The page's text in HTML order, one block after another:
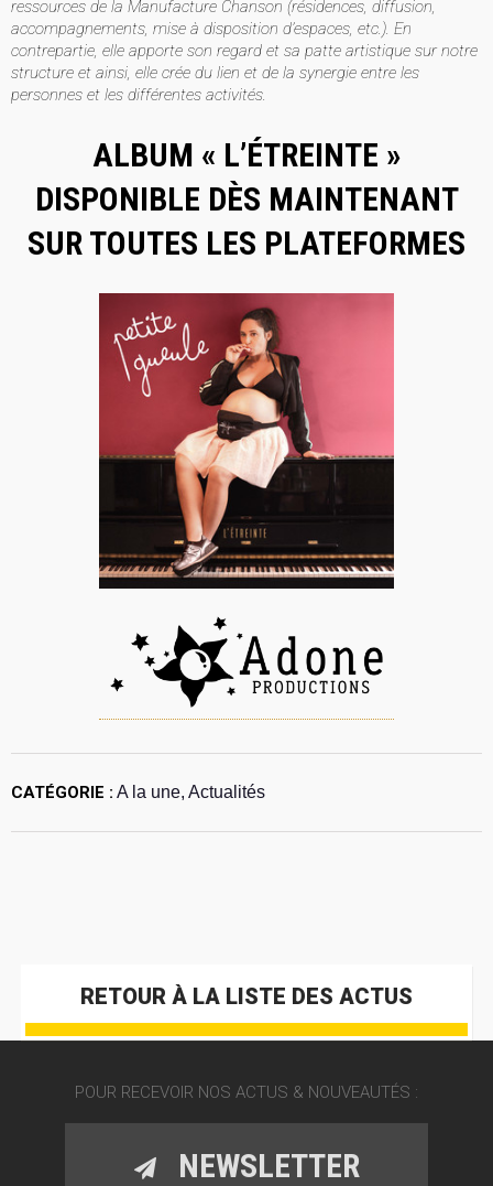
ressources de la Manufacture Chanson (résidences, diffusion,
accompagnements, mise à disposition d’espaces, etc.). En
contrepartie, elle apporte son regard et sa patte artistique sur notre
structure et ainsi, elle crée du lien et de la synergie entre les
personnes et les différentes activités.
ALBUM « L’ÉTREINTE »
DISPONIBLE DÈS MAINTENANT
SUR TOUTES LES PLATEFORMES
CATÉGORIE : A la une, Actualités
RETOUR À LA LISTE DES ACTUS
POUR RECEVOIR NOS ACTUS & NOUVEAUTÉS :
NEWSLETTER